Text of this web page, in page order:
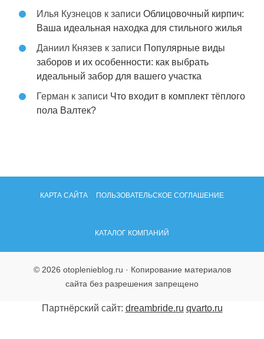
Илья Кузнецов к записиОблицовочный кирпич:
Ваша идеальная находка для стильного жилья
Даниил Князев к записи Популярные виды
заборов и их особенности: как выбрать
идеальный забор для вашего участка
Герман к записи Что входит в комплект тёплого
пола Валтек?
КАРТА САЙТА ПОЛЬЗОВАТЕЛЬСКОЕ СОГЛАШЕНИЕ
КАТАЛОГ КОМПАНИЙ
© 2026 otoplenieblog.ru · Копирование материалов
сайта без разрешения запрещено
Партнёрский сайт: dreambride.ru qvarto.ru